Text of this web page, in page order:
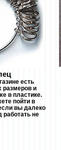
есть
размеров и
в пластике.
пойти в
вы далеко
работать не